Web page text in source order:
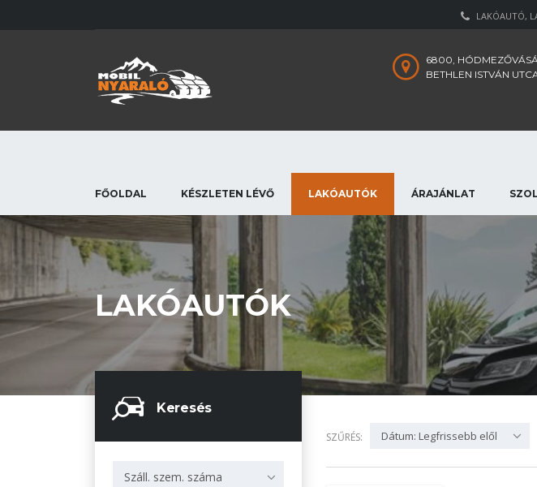
LAKÓAUTÓ,
6800,
BETHLEN ISTVÁN
FŐOLDAL KÉSZLETEN LÉVŐ LAKÓAUTÓK ÁRAJÁNLAT
LAKÓAUTÓK
Keresés
Száll. szem. száma
SZŰRÉS: Dátum: Legfrissebb elől